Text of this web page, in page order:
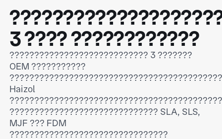
3 ???? ????????????
???????????????????????????? 3 ???????
OEM ???????????
Haizol
?????????????????????????????? SLA, SLS,
MJF ??? FDM
????????????????????????????????